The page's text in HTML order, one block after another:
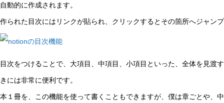
自動的に作成されます。
作られた目次にはリンクが貼られ、クリックするとその箇所へジャン
目次をつけることで、大項目、中項目、小項目といった、全体を見渡
きには非常に便利です。
本１冊を、この機能を使って書くこともできますが、僕は章ごとや、